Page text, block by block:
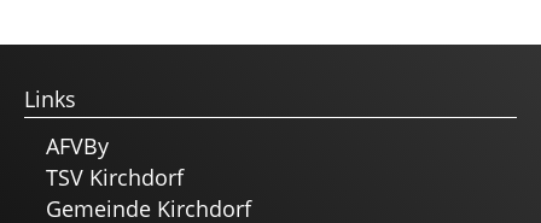
Links
AFVBy
TSV Kirchdorf
Gemeinde Kirchdorf